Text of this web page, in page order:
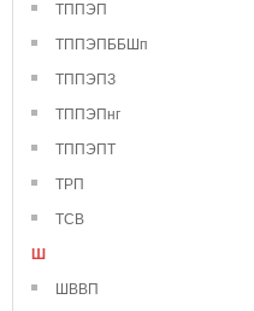
ТППЭП
ТППЭПББШп
ТППЭПЗ
ТППЭПнг
ТППЭПТ
ТРП
ТСВ
Ш
ШВВП